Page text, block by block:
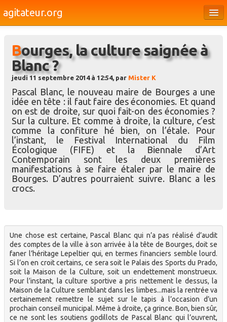
agitateur.org
Bourges & le Cher
Société
Culture
Médias
Dossiers
Brèves
Bourges, la culture saignée à
Blanc ?
jeudi 11 septembre 2014 à 12:54, par Mister K
Pascal Blanc, le nouveau maire de Bourges a une
idée en tête : il faut faire des économies. Et quand
on est de droite, sur quoi fait-on des économies ?
Sur la culture. Et comme à droite, la culture, c’est
comme la confiture hé bien, on l’étale. Pour
l’instant, le Festival International du Film
Écologique (FIFE) et la Biennale d’Art
Contemporain sont les deux premières
manifestations à se faire étaler par le maire de
Bourges. D’autres pourraient suivre. Blanc a les
crocs.
Une chose est certaine, Pascal Blanc qui n’a pas réalisé d’audit
des comptes de la ville à son arrivée à la tête de Bourges, doit se
faner l’héritage Lepeltier qui, en termes financiers semble lourd.
Si l’on en croit certains, ce sera soit le Palais des Sports du Prado,
soit la Maison de la Culture, soit un endettement monstrueux.
Pour l’instant, la culture sportive a pris nettement le dessus, la
Maison de la Culture semblant dans les limbes...mais la rentrée va
certainement remettre le sujet sur le tapis à l’occasion d’un
prochain conseil municipal. Même à droite, ça grince. Bon, bien sûr,
ce ne sont les soutiens godillots de Pascal Blanc qui l’ouvrent,